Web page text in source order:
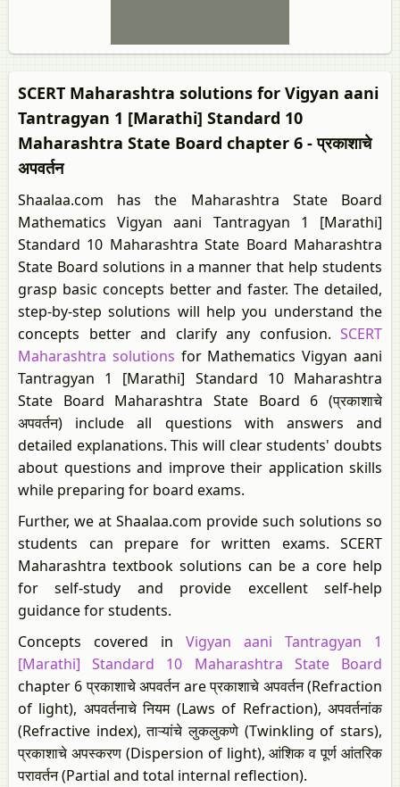
SCERT Maharashtra solutions for Vigyan aani
Tantragyan 1 [Marathi] Standard 10
Maharashtra State Board chapter 6 - प्रकाशाचे
अपवर्तन
Shaalaa.com has the Maharashtra State Board
Mathematics Vigyan aani Tantragyan 1 [Marathi]
Standard 10 Maharashtra State Board Maharashtra
State Board solutions in a manner that help students
grasp basic concepts better and faster. The detailed,
step-by-step solutions will help you understand the
concepts better and clarify any confusion. SCERT
Maharashtra solutions for Mathematics Vigyan aani
Tantragyan 1 [Marathi] Standard 10 Maharashtra
State Board Maharashtra State Board 6 (प्रकाशाचे
अपवर्तन) include all questions with answers and
detailed explanations. This will clear students' doubts
about questions and improve their application skills
while preparing for board exams.
Further, we at Shaalaa.com provide such solutions so
students can prepare for written exams. SCERT
Maharashtra textbook solutions can be a core help
for self-study and provide excellent self-help
guidance for students.
Concepts covered in Vigyan aani Tantragyan 1
[Marathi] Standard 10 Maharashtra State Board
chapter 6 प्रकाशाचे अपवर्तन are प्रकाशाचे अपवर्तन (Refraction
of light), अपवर्तनाचे नियम (Laws of Refraction), अपवर्तनांक
(Refractive index), ताऱ्यांचे लुकलुकणे (Twinkling of stars),
प्रकाशाचे अपस्‍करण (Dispersion of light), आंशिक व पूर्ण आंतरिक
परावर्तन (Partial and total internal reflection).